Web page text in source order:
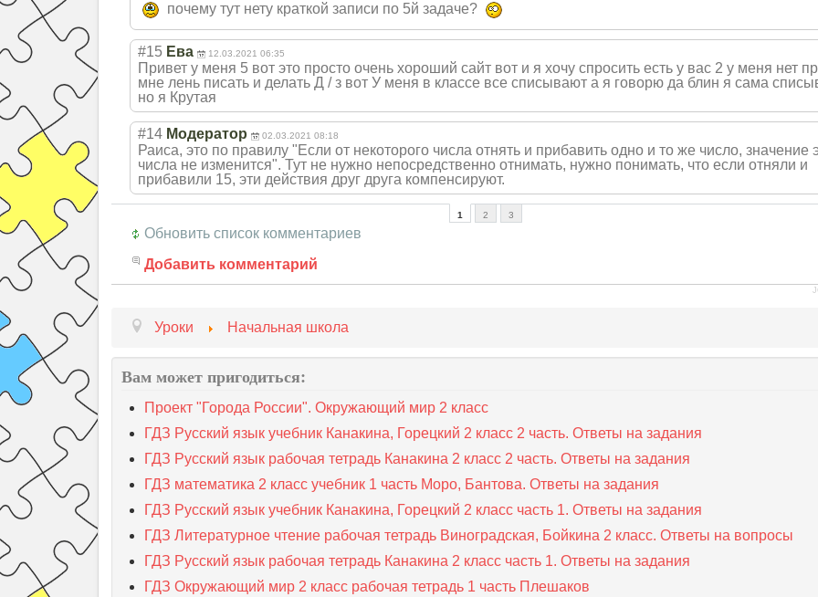
почему тут нету краткой записи по 5й задаче?
#15 Ева 12.03.2021 06:35
Привет у меня 5 вот это просто очень хороший сайт вот и я хочу спросить есть у вас 2 у меня нет
мне лень писать и делать Д / з вот У меня в классе все списывают а я говорю да блин я сама
но я Крутая
#14 Модератор 02.03.2021 08:18
Раиса, это по правилу "Если от некоторого числа отнять и прибавить одно и то же число, значение
числа не изменится". Тут не нужно непосредственно отнимать, нужно понимать, что если отняли и
прибавили 15, эти действия друг друга компенсируют.
1 2 3
Обновить список комментариев
Добавить комментарий
Уроки Начальная школа
Вам может пригодиться:
Проект "Города России". Окружающий мир 2 класс
ГДЗ Русский язык учебник Канакина, Горецкий 2 класс 2 часть. Ответы на задания
ГДЗ Русский язык рабочая тетрадь Канакина 2 класс 2 часть. Ответы на задания
ГДЗ математика 2 класс учебник 1 часть Моро, Бантова. Ответы на задания
ГДЗ Русский язык учебник Канакина, Горецкий 2 класс часть 1. Ответы на задания
ГДЗ Литературное чтение рабочая тетрадь Виноградская, Бойкина 2 класс. Ответы на вопросы
ГДЗ Русский язык рабочая тетрадь Канакина 2 класс часть 1. Ответы на задания
ГДЗ Окружающий мир 2 класс рабочая тетрадь 1 часть Плешаков